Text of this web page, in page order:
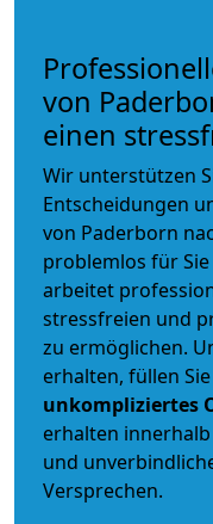
von
einen
Wir unterstützen
Entscheidungen
von Paderborn
problemlos für
arbeitet
stressfreien und
zu ermöglichen.
erhalten, füllen
unkompliziertes
erhalten
und
Versprechen.